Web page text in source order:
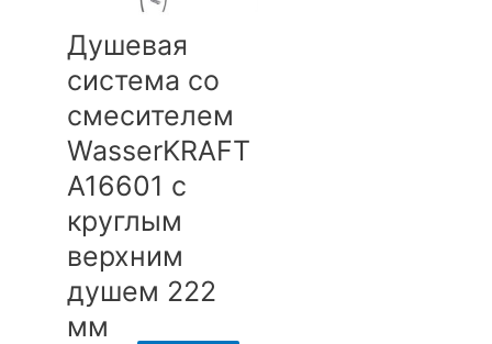
Душевая
система со
смесителем
WasserKRAFT
А16601 с
круглым
верхним
душем 222
мм